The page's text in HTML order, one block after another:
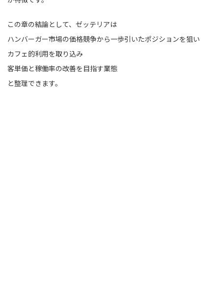
この章の結論として、ゼッテリアは
ハンバーガー市場の価格競争から一歩引いたポジションを狙い
カフェ的利用を取り込み
客単価と稼働率の改善を目指す業態
と整理できます。